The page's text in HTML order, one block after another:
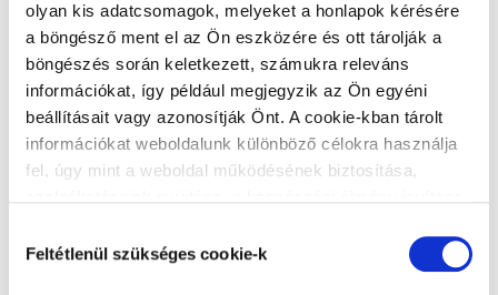
olyan kis adatcsomagok, melyeket a honlapok kérésére
a böngésző ment el az Ön eszközére és ott tárolják a
böngészés során keletkezett, számukra releváns
információkat, így például megjegyzik az Ön egyéni
beállításait vagy azonosítják Önt. A cookie-kban tárolt
információkat weboldalunk különböző célokra használja
fel, úgy mint a weboldal működésének biztosítása,
szabott ajánlatok megjelenítése, látogatottsági adatok
elemzése. A weboldalunk által alkalmazott cookie-k,
kiválasztása
Feltétlenül szükséges cookie-k
EAN-KÓD
8715854003382
GYÁRTÓ: Progold
Technikai adatok
Alapadatok